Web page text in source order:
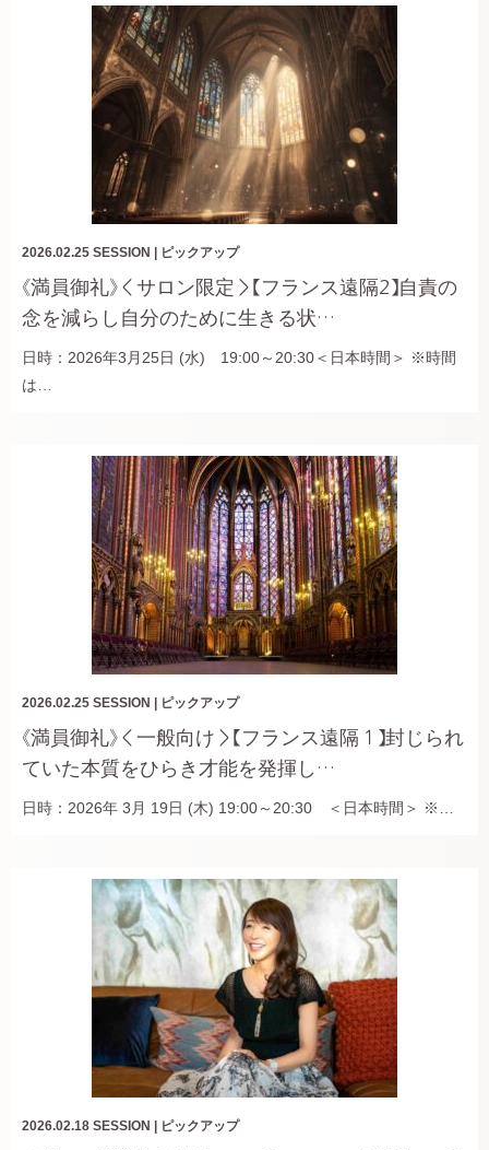
2026.02.25 SESSION ピックアップ
《満員御礼》＜サロン限定＞【フランス遠隔2】自責の
念を減らし自分のために生きる状…
日時：2026年3月25日 (水) 19:00～20:30＜日本時間＞ ※時間
は…
2026.02.25 SESSION ピックアップ
《満員御礼》＜一般向け＞【フランス遠隔１】封じられ
ていた本質をひらき才能を発揮し…
日時：2026年 3月 19日 (木) 19:00～20:30 ＜日本時間＞ ※…
2026.02.18 SESSION ピックアップ